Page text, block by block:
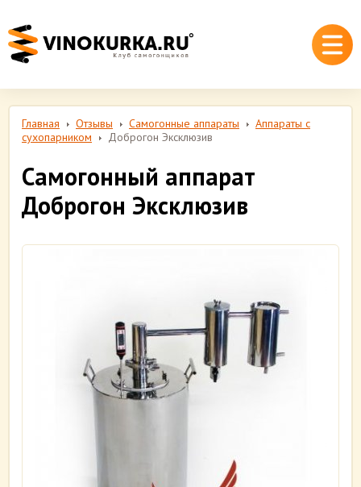
Главная Отзывы Самогонные аппараты
Аппараты с
сухопарником
Доброгон Эксклюзив
Самогонный аппарат
Доброгон Эксклюзив